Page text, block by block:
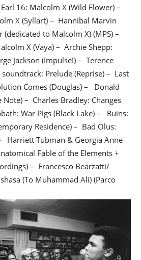
16: Malcolm X (Wild Flower) –
X (Syllart) – Hannibal Marvin
to Malcolm X) (MPS) –
X (Vaya) – Archie Shepp:
Jackson (Impulse!) – Terence
Prelude (Reprise) – Last
Comes (Douglas) – Donald
– Charles Bradley: Changes
War Pigs (Black Lake) – Ruins:
Residence) – Bad Olus:
Harriett Tubman & Georgia Anne
Fable of the Elements +
– Francesco Bearzatti/
(To Muhammad Alì) (Parco